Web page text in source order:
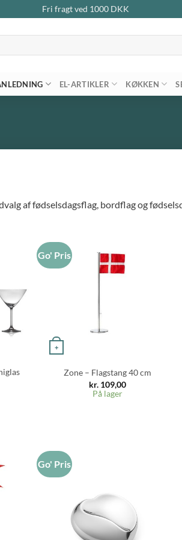
Fri fragt ved 1000DKK
EL-ARTIKLER KØKKEN
af fødselsdagsflag, bordflag og
Go' Pris
+
Zone – Flagstang 40 cm
kr. 109,00
På lager
Go' Pris